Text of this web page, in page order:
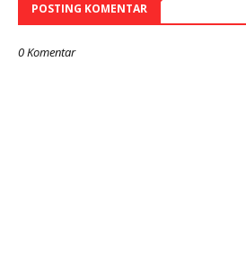
POSTING KOMENTAR
0 Komentar